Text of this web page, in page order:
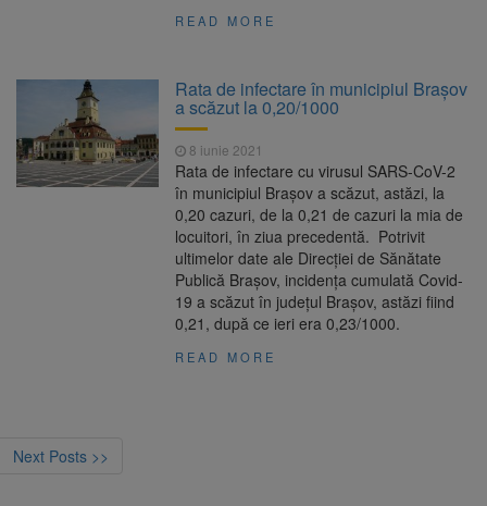
READ MORE
Rata de infectare în municipiul Brașov
a scăzut la 0,20/1000
8 iunie 2021
Rata de infectare cu virusul SARS-CoV-2
în municipiul Brașov a scăzut, astăzi, la
0,20 cazuri, de la 0,21 de cazuri la mia de
locuitori, în ziua precedentă. Potrivit
ultimelor date ale Direcției de Sănătate
Publică Brașov, incidența cumulată Covid-
19 a scăzut în județul Brașov, astăzi fiind
0,21, după ce ieri era 0,23/1000.
READ MORE
Next Posts >>